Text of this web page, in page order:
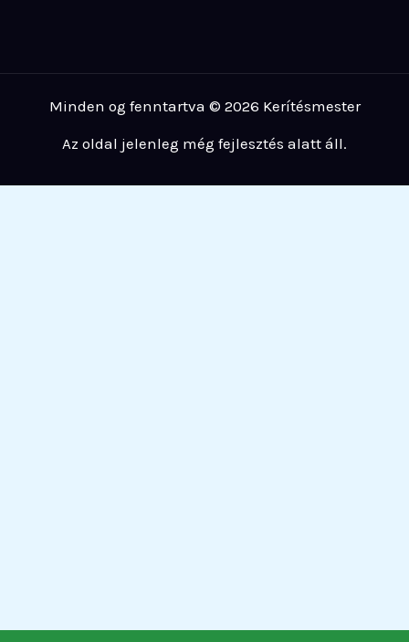
Minden og fenntartva © 2026 Kerítésmester
Az oldal jelenleg még fejlesztés alatt áll.